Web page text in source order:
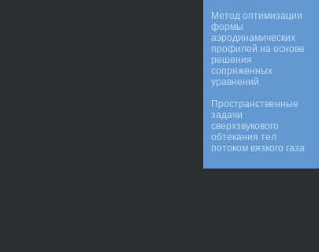
Метод оптимизации
формы
аэродинамических
профилей на основе
решения
сопряженных
уравнений
Пространственные
задачи
сверхзвукового
обтекания тел
потоком вязкого газа